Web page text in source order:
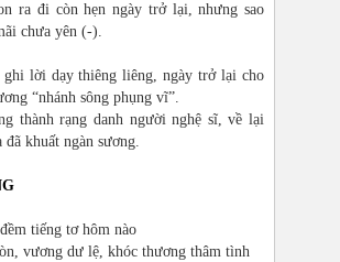
ra đi còn hẹn ngày trở lại, nhưng sao
chưa yên (-).
ghi lời dạy thiêng liêng, ngày trở lại cho
“nhánh sông phụng vĩ”.
thành rạng danh người nghệ sĩ, về lại
đã khuất ngàn sương.
tiếng tơ hôm nào
vương dư lệ, khóc thương thâm tình